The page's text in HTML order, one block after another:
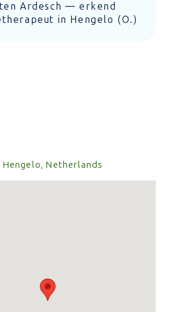
Ardesch — erkend
in Hengelo (O.)
Netherlands